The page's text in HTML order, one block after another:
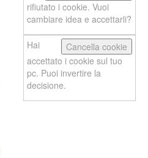
rifiutato i cookie. Vuoi
cambiare idea e accettarli?
Cancella cookie
Hai
accettato i cookie sul tuo
pc. Puoi invertire la
decisione.